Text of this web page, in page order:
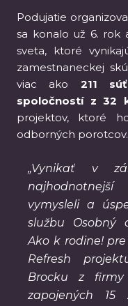
Podujatie
sa konalo už 6. rok
sveta, ktoré
zamestnaneckej
viac ako 211
spoločností z 32
projektov, ktoré
odborných porotcov.
„Vynikať v
vymysleli a
službu Osobný
Ako k rodine!pre
Refresh
Brocku z
zapojených 15